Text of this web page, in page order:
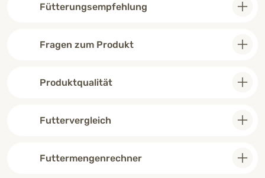
Fütterungsempfehlung
Fragen zum Produkt
Produktqualität
Futtervergleich
Futtermengenrechner